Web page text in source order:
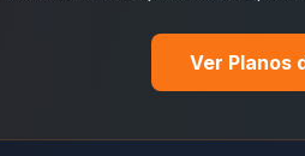
Ver Planos